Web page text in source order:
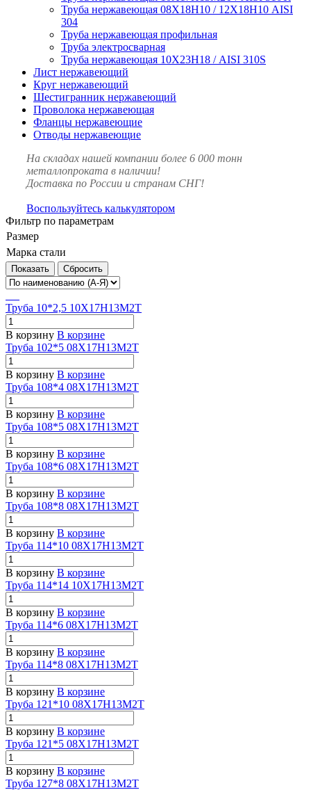
Труба нержавеющая 08Х18Н10 / 12Х18Н10 AISI
304
Труба нержавеющая профильная
Труба электросварная
Труба нержавеющая 10Х23Н18 / AISI 310S
Лист нержавеющий
Круг нержавеющий
Шестигранник нержавеющий
Проволока нержавеющая
Фланцы нержавеющие
Отводы нержавеющие
На складах нашей компании более 6 000 тонн
металлопроката в наличии!
Доставка по России и странам СНГ!
Воспользуйтесь калькулятором
Фильтр по параметрам
Размер
Марка стали
Сбросить
Труба 10*2,5 10Х17Н13М2Т
В корзину В корзине
Труба 102*5 08Х17Н13М2Т
В корзину В корзине
Труба 108*4 08Х17Н13М2Т
В корзину В корзине
Труба 108*5 08Х17Н13М2Т
В корзину В корзине
Труба 108*6 08Х17Н13М2Т
В корзину В корзине
Труба 108*8 08Х17Н13М2Т
В корзину В корзине
Труба 114*10 08Х17Н13М2Т
В корзину В корзине
Труба 114*14 10Х17Н13М2Т
В корзину В корзине
Труба 114*6 08Х17Н13М2Т
В корзину В корзине
Труба 114*8 08Х17Н13М2Т
В корзину В корзине
Труба 121*10 08Х17Н13М2Т
В корзину В корзине
Труба 121*5 08Х17Н13М2Т
В корзину В корзине
Труба 127*8 08Х17Н13М2Т